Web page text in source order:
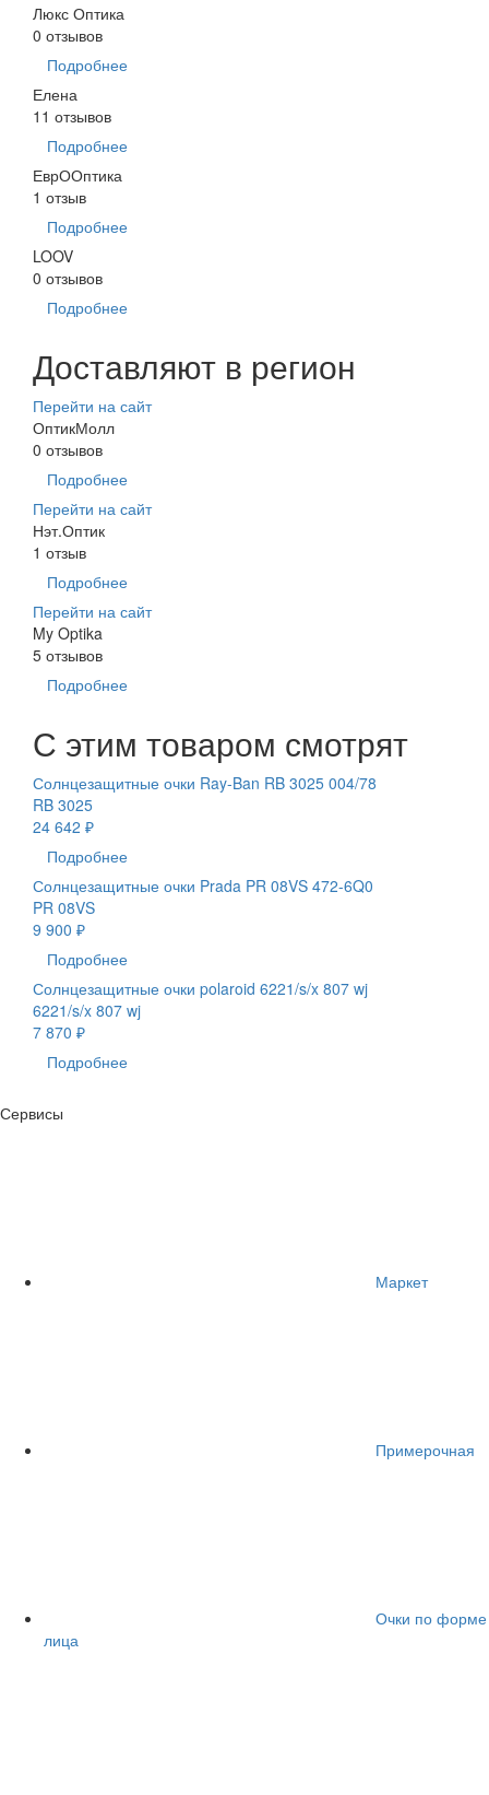
Люкс Оптика
0 отзывов
Подробнее
Елена
11 отзывов
Подробнее
ЕврООптика
1 отзыв
Подробнее
LOOV
0 отзывов
Подробнее
Доставляют в регион
Перейти на сайт
ОптикМолл
0 отзывов
Подробнее
Перейти на сайт
Нэт.Оптик
1 отзыв
Подробнее
Перейти на сайт
My Optika
5 отзывов
Подробнее
С этим товаром смотрят
Солнцезащитные очки Ray-Ban RB 3025 004/78
RB 3025
24 642 ₽
Подробнее
Солнцезащитные очки Prada PR 08VS 472-6Q0
PR 08VS
9 900 ₽
Подробнее
Солнцезащитные очки polaroid 6221/s/x 807 wj
6221/s/x 807 wj
7 870 ₽
Подробнее
Сервисы
Маркет
Примерочная
Очки по форме
лица